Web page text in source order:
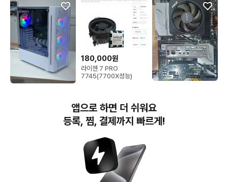
SSD240GB 사무용 컴퓨
180,000원
라이젠 7 PRO
7745(7700X성능)
+ASRock X570 PRO4
번개장터(주) 사업자정보, 이용약관 및 기타 법적고지
번개장터㈜는 통신판매중개자이며, 통신판매의 당사자가 아닙니다. 전자상거래 등에서의
앱으로 하면 더 쉬워요
등록, 찜, 결제까지 빠르게!